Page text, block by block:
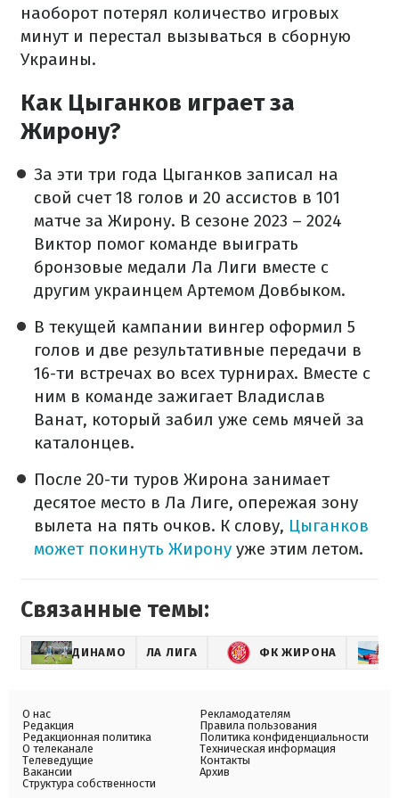
наоборот потерял количество игровых
минут и перестал вызываться в сборную
Украины.
Как Цыганков играет за
Жирону?
За эти три года Цыганков записал на
свой счет 18 голов и 20 ассистов в 101
матче за Жирону. В сезоне 2023 – 2024
Виктор помог команде выиграть
бронзовые медали Ла Лиги вместе с
другим украинцем Артемом Довбыком.
В текущей кампании вингер оформил 5
голов и две результативные передачи в
16-ти встречах во всех турнирах. Вместе с
ним в команде зажигает Владислав
Ванат, который забил уже семь мячей за
каталонцев.
После 20-ти туров Жирона занимает
десятое место в Ла Лиге, опережая зону
вылета на пять очков. К слову, Цыганков
может покинуть Жирону уже этим летом.
Связанные темы:
ДИНАМО ЛА ЛИГА ФК ЖИРОНА
О нас
Редакция
Редакционная политика
О телеканале
Телеведущие
Вакансии
Структура собственности
Рекламодателям
Правила пользования
Политика конфиденциальности
Техническая информация
Контакты
Архив